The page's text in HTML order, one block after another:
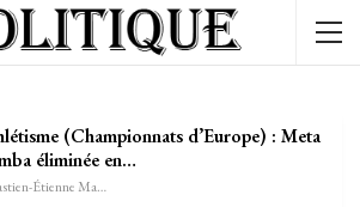
(Championnats d’Europe) : Meta
éliminée en…
Sébastien-Étienne Marechal